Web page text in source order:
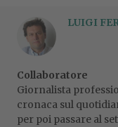
LUIGI
Collaboratore
Giornalista
cronaca sul
per poi passare al